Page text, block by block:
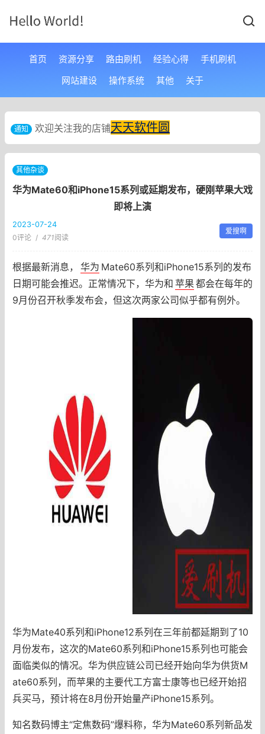
首页 资源分享 路由刷机 经验心得
手机刷机
网站建设
操作系统 其他 关于
通知 欢迎关注我的店铺天天软件圆
其他杂谈
华为Mate60和iPhone15系列或延期发布，硬刚苹果大戏
即将上演
2023-07-24
0评论 / 471阅读
爱搜啊
根据最新消息， 华为 Mate60系列和iPhone15系列的发布
日期可能会推迟。正常情况下，华为和 苹果 都会在每年的
9月份召开秋季发布会，但这次两家公司似乎都有例外。
华为Mate40系列和iPhone12系列在三年前都延期到了10
月份发布，这次的Mate60系列和iPhone15系列也可能会
面临类似的情况。华为供应链公司已经开始向华为供货M
ate60系列，而苹果的主要代工方富士康等也已经开始招
兵买马，预计将在8月份开始量产iPhone15系列。
知名数码博主“定焦数码”爆料称，华为Mate60系列新品发